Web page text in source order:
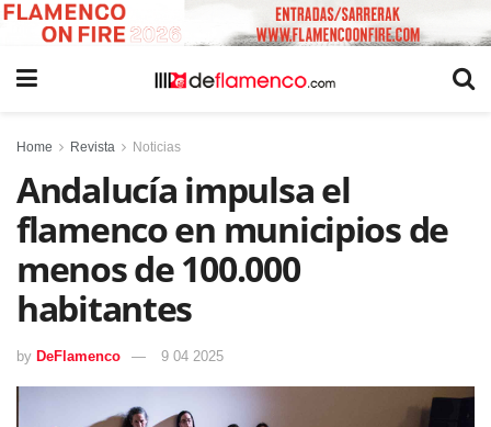
Home Revista Noticias
Andalucía impulsa el
flamenco en municipios de
menos de 100.000
habitantes
by DeFlamenco 9 04 2025